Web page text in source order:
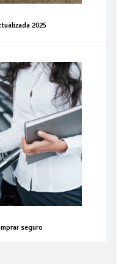
2025
seguro